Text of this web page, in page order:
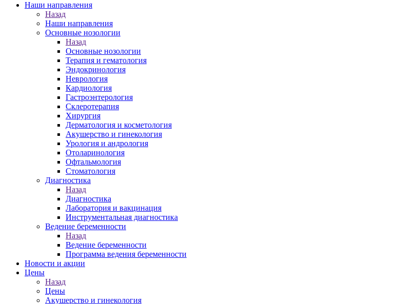
Наши направления
Назад
Наши направления
Основные нозологии
Назад
Основные нозологии
Терапия и гематология
Эндокринология
Неврология
Кардиология
Гастроэнтерология
Склеротерапия
Хирургия
Дерматология и косметология
Акушерство и гинекология
Урология и андрология
Отоларинология
Офтальмология
Стоматология
Диагностика
Назад
Диагностика
Лаборатория и вакцинация
Инструментальная диагностика
Ведение беременности
Назад
Ведение беременности
Программа ведения беременности
Новости и акции
Цены
Назад
Цены
Акушерство и гинекология